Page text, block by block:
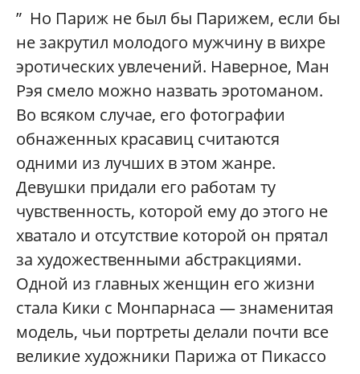
” Но Париж не был бы Парижем, если бы
не закрутил молодого мужчину в вихре
эротических увлечений. Наверное, Ман
Рэя смело можно назвать эротоманом.
Во всяком случае, его фотографии
обнаженных красавиц считаются
одними из лучших в этом жанре.
Девушки придали его работам ту
чувственность, которой ему до этого не
хватало и отсутствие которой он прятал
за художественными абстракциями.
Одной из главных женщин его жизни
стала Кики с Монпарнаса — знаменитая
модель, чьи портреты делали почти все
великие художники Парижа от Пикассо